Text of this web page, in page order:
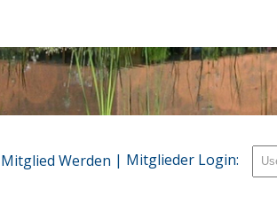
Mitglied Werden | Mitglieder Login: